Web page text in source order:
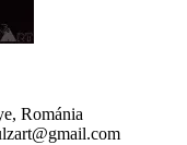
Románia